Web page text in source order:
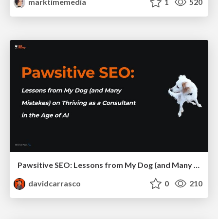
marktimemedia
1 520
Pawsitive SEO: Lessons from My Dog (and Many Mistakes) on Thriving as a Consultant in the Age of AI
davidcarrasco
0 210